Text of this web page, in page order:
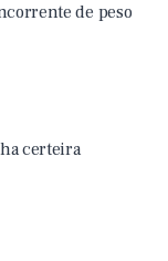
de peso
certeira